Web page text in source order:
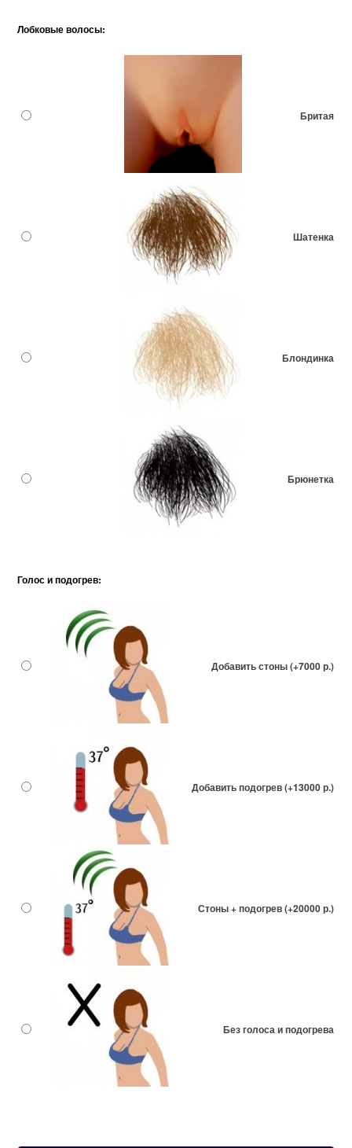
Лобковые волосы:
Бритая
Шатенка
Блондинка
Брюнетка
Голос и подогрев:
Добавить стоны (+7000 р.)
Добавить подогрев (+13000 р.)
Стоны + подогрев (+20000 р.)
Без голоса и подогрева